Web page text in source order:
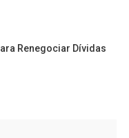
Renegociar Dívidas